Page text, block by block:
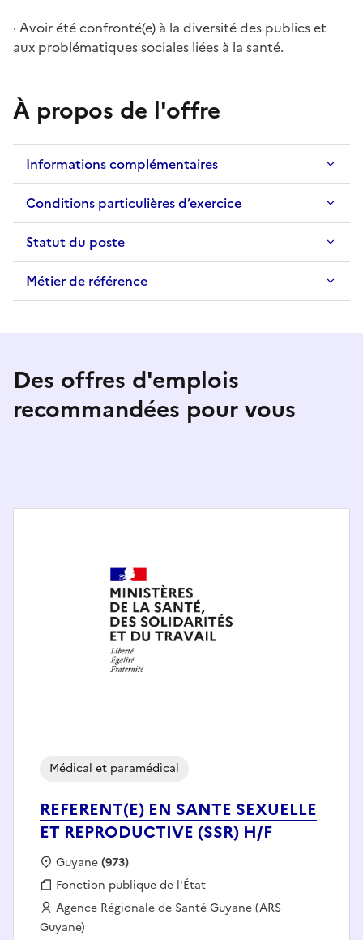
· Avoir été confronté(e) à la diversité des publics et
aux problématiques sociales liées à la santé.
À propos de l'offre
Informations complémentaires
Conditions particulières d’exercice
Statut du poste
Métier de référence
Des offres d'emplois
recommandées pour vous
REFERENT(E) EN SANTE SEXUELLE
ET REPRODUCTIVE (SSR) H/F
Médical et paramédical
Localisation :
Guyane(973)
Fonction publique :
Fonction publique de l'État
Employeur :
Agence Régionale de Santé Guyane (ARS
Guyane)